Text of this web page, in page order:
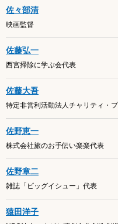
佐々部清
映画監督
佐藤弘一
西宮掃除に学ぶ会代表
佐藤大吾
特定非営利活動法人チャリティ・
佐野恵一
株式会社旅のお手伝い楽楽代表
佐野章二
雑誌「ビッグイシュー」代表
猿田洋子